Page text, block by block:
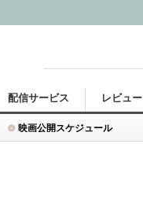
映画公開スケジュール
配信サービス レビュー